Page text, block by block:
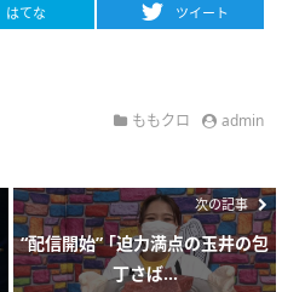
はてな ツイート
ももクロ admin
次の記事
“配信開始” ｢迫力満点の玉井の包
丁さば...